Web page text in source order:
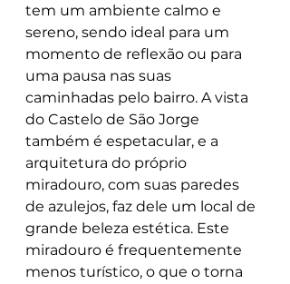
tem um ambiente calmo e
sereno, sendo ideal para um
momento de reflexão ou para
uma pausa nas suas
caminhadas pelo bairro. A vista
do Castelo de São Jorge
também é espetacular, e a
arquitetura do próprio
miradouro, com suas paredes
de azulejos, faz dele um local de
grande beleza estética. Este
miradouro é frequentemente
menos turístico, o que o torna